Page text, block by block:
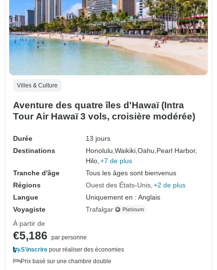
Villes & Culture
Aventure des quatre îles d'Hawaï (Intra
Tour Air Hawaï 3 vols, croisière modérée)
Durée
13 jours
Destinations
Honolulu,Waikiki,Oahu, Pearl Harbor,
Hilo, +7 de plus
Tranche d'âge
Tous les âges sont bienvenus
Régions
Ouest des États-Unis +2 de plus
Langue
Uniquement en : Anglais
Voyagiste
Trafalgar
À partir de
€5,186
par personne
S'inscrire pour réaliser des économies
Prix basé sur une chambre double